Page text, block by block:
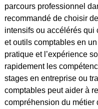
parcours professionnel
recommandé de choisir
intensifs ou accélérés qui
et outils comptables en
pratique et l’expérience
rapidement les
stages en entreprise ou
comptables peut aider à
compréhension du métier